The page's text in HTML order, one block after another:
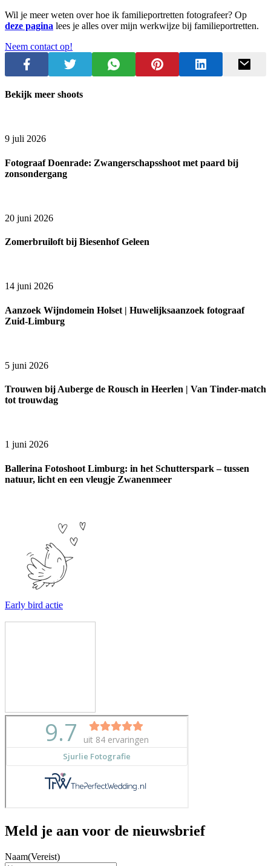
Wil je meer weten over hoe ik familieportretten fotografeer? Op
deze pagina lees je alles over mijn werkwijze bij familieportretten.
Neem contact op!
Bekijk meer shoots
9 juli 2026
Fotograaf Doenrade: Zwangerschapsshoot met paard bij
zonsondergang
20 juni 2026
Zomerbruiloft bij Biesenhof Geleen
14 juni 2026
Aanzoek Wijndomein Holset | Huwelijksaanzoek fotograaf
Zuid-Limburg
5 juni 2026
Trouwen bij Auberge de Rousch in Heerlen | Van Tinder-match
tot trouwdag
1 juni 2026
Ballerina Fotoshoot Limburg: in het Schutterspark – tussen
natuur, licht en een vleugje Zwanenmeer
Early bird actie
Meld je aan voor de nieuwsbrief
Naam(Vereist)